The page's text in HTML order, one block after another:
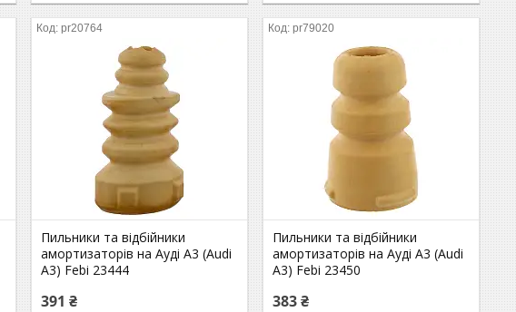
pr20764
Пильники та відбійники
амортизаторів на Ауді A3 (Audi
A3) Febi 23444
391 ₴
pr79020
Пильники та відбійники
амортизаторів на Ауді A3 (Audi
A3) Febi 23450
383 ₴